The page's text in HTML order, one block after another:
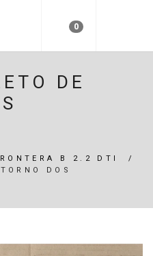
0
DE
B 2.2 DTI
/
DOS